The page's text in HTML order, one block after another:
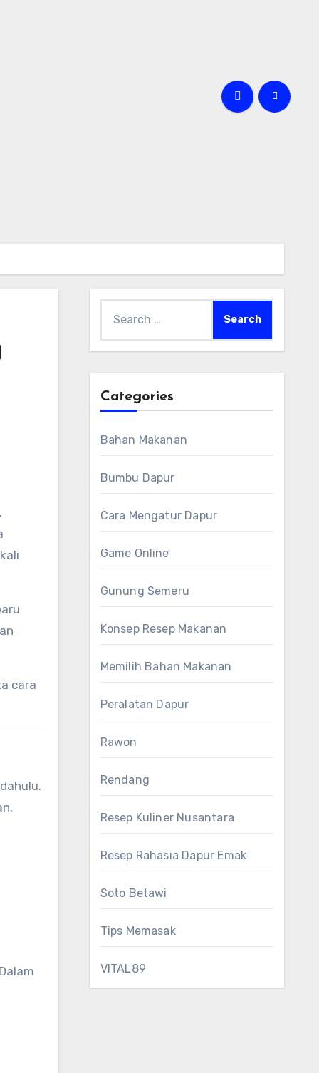
cara
for:
Categories
Bahan Makanan
Bumbu Dapur
Cara Mengatur Dapur
Game Online
Gunung Semeru
Konsep Resep Makanan
Memilih Bahan Makanan
Peralatan Dapur
Rawon
Rendang
Resep Kuliner Nusantara
Resep Rahasia Dapur Emak
Soto Betawi
Tips Memasak
VITAL89